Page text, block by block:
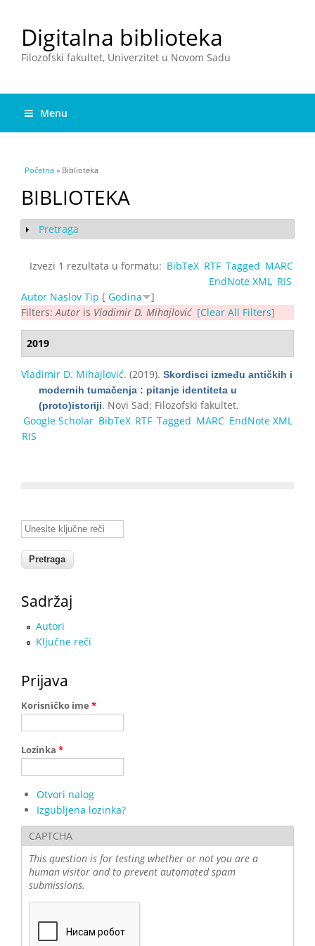
Digitalna biblioteka
Filozofski fakultet, Univerzitet u Novom Sadu
Menu
You are here
Početna » Biblioteka
BIBLIOTEKA
Show
Pretraga
Izvezi 1 rezultata u formatu: BibTeX RTF Tagged MARC
EndNote XML
RIS
Autor Naslov Tip [ Godina
]
Filters: Autor is Vladimir D. Mihajlović [Clear All Filters]
2019
Vladimir D. Mihajlović. (2019). Skordisci između antičkih i
modernih tumačenja : pitanje identiteta u
(proto)istoriji. Novi Sad: Filozofski fakultet.
Google Scholar BibTeX RTF Tagged MARC EndNote XML
RIS
Unesite ključne reči
Sadržaj
Autori
Ključne reči
Prijava
Korisničko ime *
Lozinka *
Otvori nalog
Izgubljena lozinka?
CAPTCHA
This question is for testing whether or not you are a
human visitor and to prevent automated spam
submissions.